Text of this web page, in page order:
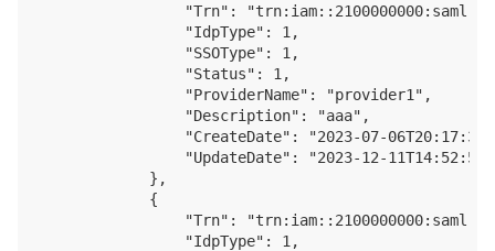
"Trn": "trn:iam::2100000000:saml-
                "IdpType": 1,
                "SSOType": 1,
                "Status": 1,
                "ProviderName": "provider1",
                "Description": "aaa",
"CreateDate": "2023-07-
"UpdateDate": "2023-12-
            },
            {
"Trn": "trn:iam::2100000000:saml-
                "IdpType": 1,